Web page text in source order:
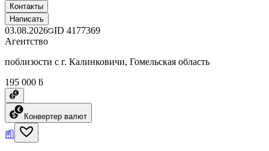
Контакты
Написать
03.08.2026 ID 4177369
Агентство
поблизости с г. Калинковичи, Гомельская область
195 000 ƃ
Конвертер валют